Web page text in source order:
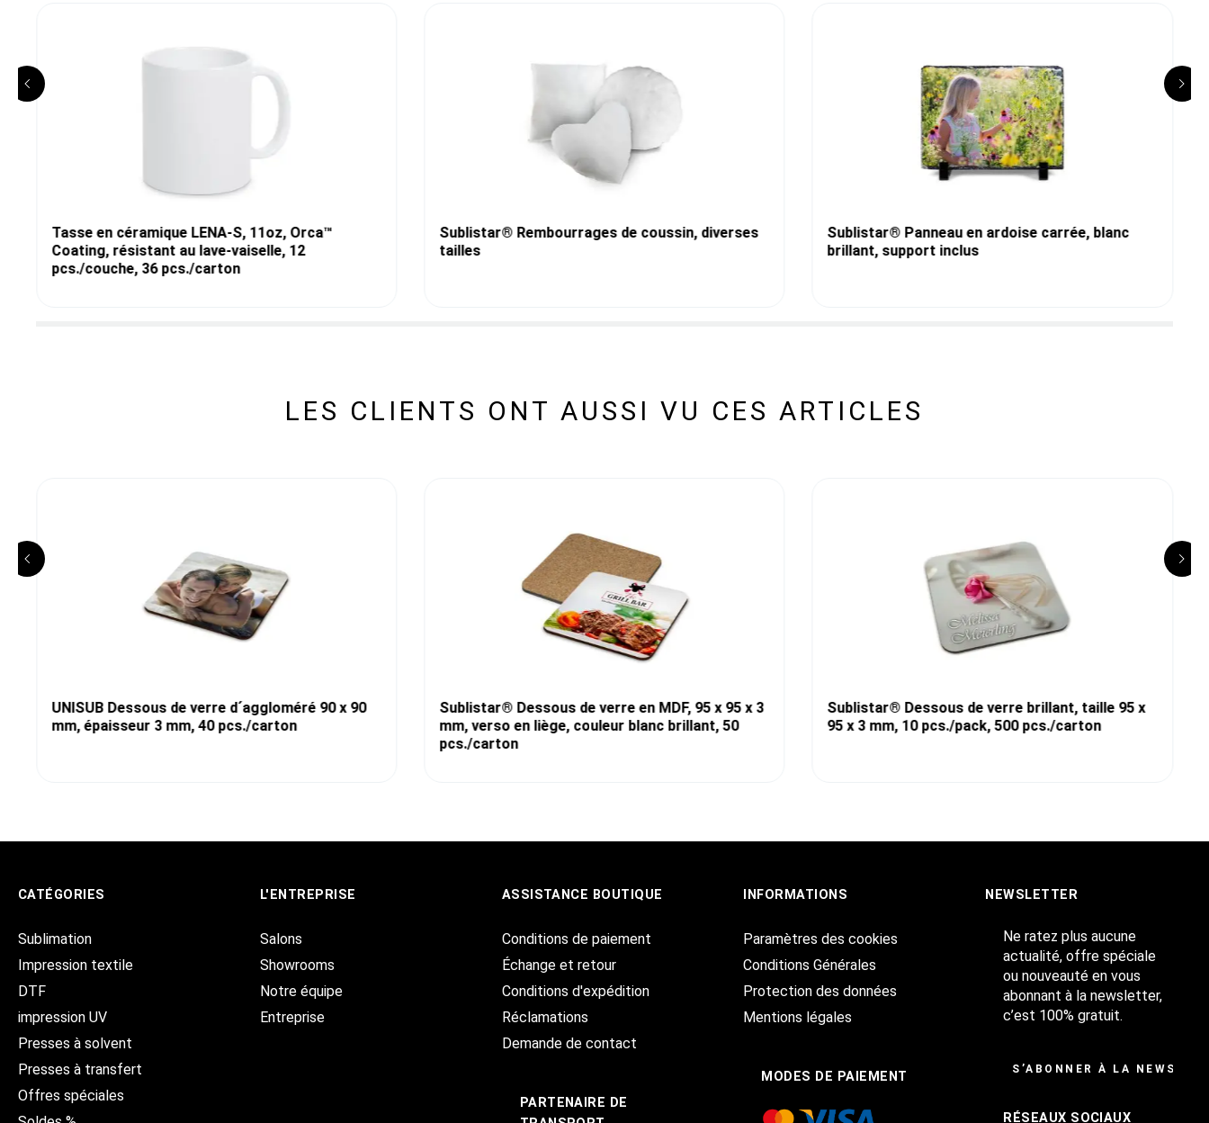
Tasse en céramique LENA-S, 11oz, Orca™
Coating, résistant au lave-vaiselle, 12
pcs./couche, 36 pcs./carton
Sublistar® Rembourrages de coussin, diverses
tailles
Sublistar® Panneau en ardoise carrée, blanc
brillant, support inclus
LES CLIENTS ONT AUSSI VU CES ARTICLES
UNISUB Dessous de verre d´aggloméré 90 x 90
mm, épaisseur 3 mm, 40 pcs./carton
Sublistar® Dessous de verre en MDF, 95 x 95 x 3
mm, verso en liège, couleur blanc brillant, 50
pcs./carton
Sublistar® Dessous de verre brillant, taille 95 x
95 x 3 mm, 10 pcs./pack, 500 pcs./carton
CATÉGORIES
Sublimation
Impression textile
DTF
impression UV
Presses à solvent
Presses à transfert
Offres spéciales
L'ENTREPRISE
Salons
Showrooms
Notre équipe
Entreprise
ASSISTANCE BOUTIQUE
Conditions de paiement
Échange et retour
Conditions d'expédition
Réclamations
Demande de contact
PARTENAIRE DE
INFORMATIONS
Paramètres des cookies
Conditions Générales
Protection des données
Mentions légales
MODES DE PAIEMENT
NEWSLETTER
Ne ratez plus aucune
actualité, offre spéciale
ou nouveauté en vous
abonnant à la newsletter,
c’est 100% gratuit.
S’ABONNER À LA
RÉSEAUX SOCIAUX